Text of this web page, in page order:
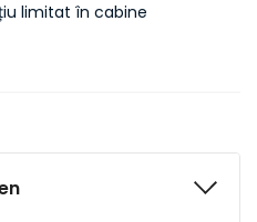
limitat în cabine